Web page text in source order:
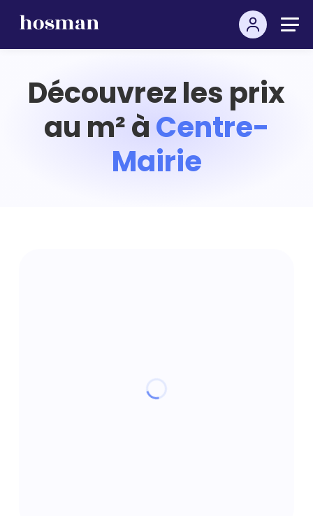
Découvrez les prix
au m² àCentre-
Mairie